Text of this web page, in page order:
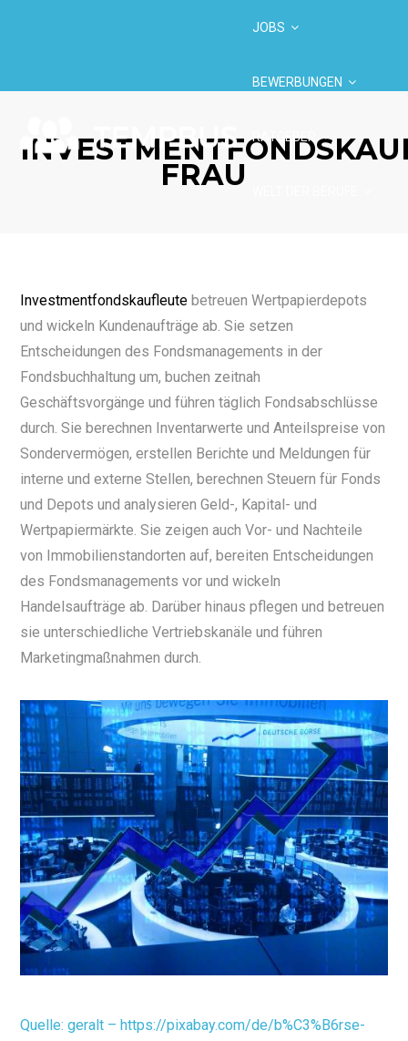
JOBS
BEWERBUNGEN
RATGEBER
FRAU
Investmentfondskaufleute betreuen Wertpapierdepots
und wickeln Kundenaufträge ab. Sie setzen
Entscheidungen des Fondsmanagements in der
Fondsbuchhaltung um, buchen zeitnah
Geschäftsvorgänge und führen täglich Fondsabschlüsse
durch. Sie berechnen Inventarwerte und Anteilspreise von
Sondervermögen, erstellen Berichte und Meldungen für
interne und externe Stellen, berechnen Steuern für Fonds
und Depots und analysieren Geld-, Kapital- und
Wertpapiermärkte. Sie zeigen auch Vor- und Nachteile
von Immobilienstandorten auf, bereiten Entscheidungen
des Fondsmanagements vor und wickeln
Handelsaufträge ab. Darüber hinaus pflegen und betreuen
sie unterschiedliche Vertriebskanäle und führen
Marketingmaßnahmen durch.
Quelle: geralt – https://pixabay.com/de/b%C3%B6rse-